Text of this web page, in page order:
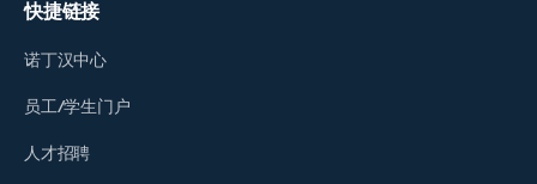
快捷链接
诺丁汉中心
员工/学生门户
人才招聘